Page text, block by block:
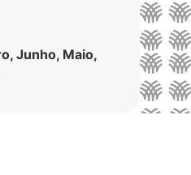
Junho, Maio,